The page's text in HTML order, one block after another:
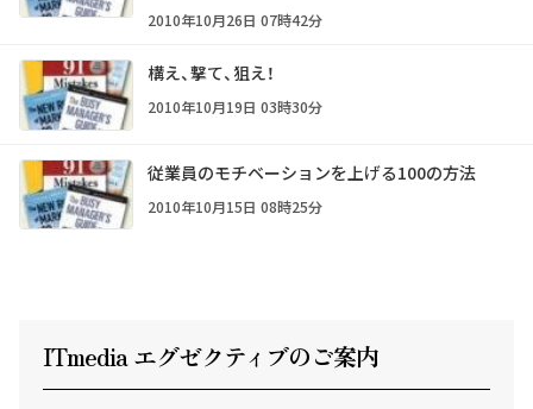
2010年10月26日 07時42分
構え、撃て、狙え！
2010年10月19日 03時30分
従業員のモチベーションを上げる100の方法
2010年10月15日 08時25分
ITmedia エグゼクティ ブのご案内